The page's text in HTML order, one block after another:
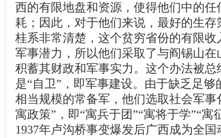
西的有限地盘和资源，使得他们中的
耗；因此，对于他们来说，最好的生
桂系非常清楚，这个贫穷省份的有限
军事潜力，所以他们采取了与阎锡山
积蓄其财政和军事实力。这个办法被总
是“自卫”，即军事建设。由于缺乏足
相当规模的常备军，他们选取社会军事
寓政策”，即“寓兵于团”“寓将于学”“寓
1937年卢沟桥事变爆发后广西成为全